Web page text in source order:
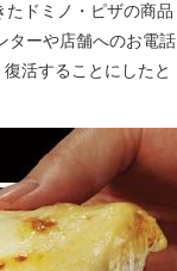
ドミノ・ピザの商品
ターや店舗へのお電話
活することにしたと